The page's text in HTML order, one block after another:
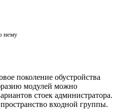
нему
поколение обустройства
модулей можно
стоек администратора.
входной группы.